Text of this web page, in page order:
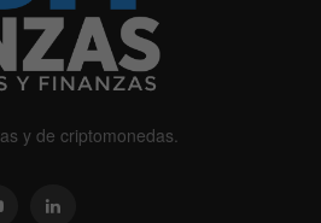
y de criptomonedas.